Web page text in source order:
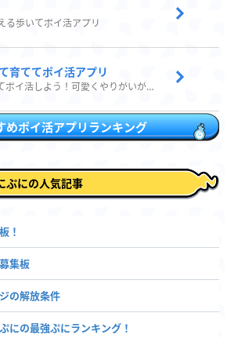
る歩いてポイ活アプリ
育ててポイ活アプリ
ペットを育ってポイ活しよう！可愛くやりがいがある新感覚アプリ
めポイ活アプリランキング
ぷにの人気記事
！
集板
の解放条件
にの最強ぷにランキング！